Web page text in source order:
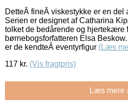
DetteÂ fineÂ viskestykke er en del
Serien er designet af Catharina
tolket de bedårende og hjertekære
børnebogsforfatteren Elsa
er de kendteÂ eventyrfigur (Læs
117 kr. (Vis fragtpris)
Læs mere